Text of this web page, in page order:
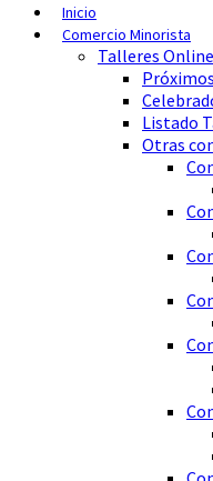
Inicio
Comercio Minorista
Talleres Online
Próximos
Listado
Otras